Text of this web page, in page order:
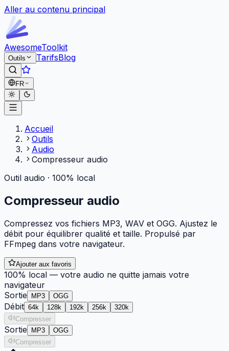
Aller au contenu principal
AwesomeToolkit
Outils TarifsBlog
FR
Accueil
Outils
Audio
Compresseur audio
Outil audio · 100% local
Compresseur audio
Compressez vos fichiers MP3, WAV et OGG. Ajustez le
débit pour équilibrer qualité et taille. Propulsé par
FFmpeg dans votre navigateur.
Ajouter aux favoris
100% local — votre audio ne quitte jamais votre
navigateur
Sortie
MP3 OGG
Débit 64k 128k 192k 256k 320k
Compresser
Sortie MP3
OGG
Compresser